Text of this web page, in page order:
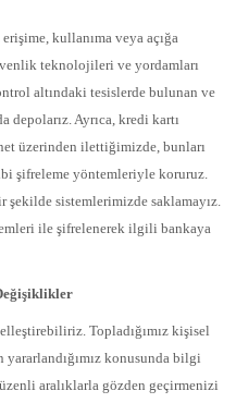
kullanıma veya açığa
teknolojileri ve yordamları
altındaki tesislerde bulunan ve
depolarız. Ayrıca, kredi kartı
üzerinden ilettiğimizde, bunları
şifreleme yöntemleriyle koruruz.
sistemlerimizde saklamayız.
ile şifrelenerek ilgili bankaya
Topladığımız kişisel
konusunda bilgi
aralıklarla gözden geçirmenizi